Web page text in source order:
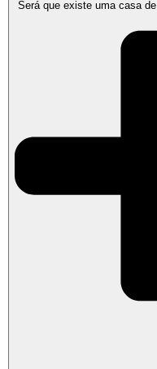
Será que existe uma casa